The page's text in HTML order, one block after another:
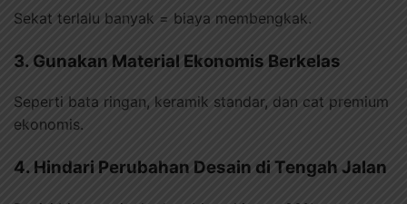
Sekat terlalu banyak = biaya membengkak.
3. Gunakan Material Ekonomis Berkelas
Seperti bata ringan, keramik standar, dan cat premium
ekonomis.
4. Hindari Perubahan Desain di Tengah Jalan